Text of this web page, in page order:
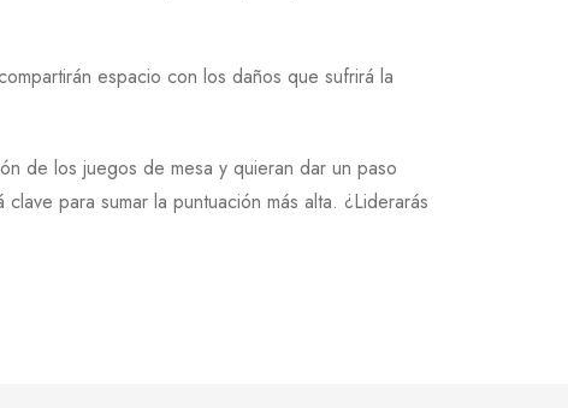
espacio con los daños que sufrirá la
de los juegos de mesa y quieran dar un paso
para sumar la puntuación más alta. ¿Liderarás